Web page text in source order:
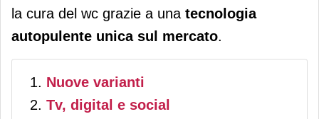
la cura del wc grazie a una tecnologia
autopulente unica sul mercato.
Nuove varianti
Tv, digital e social